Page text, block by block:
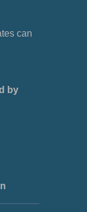
can
by